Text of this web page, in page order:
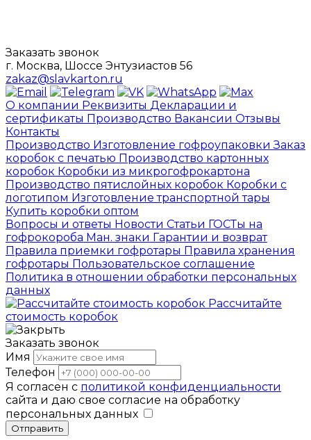
Заказать звонок
г. Москва, Шоссе Энтузиастов 56
zakaz@slavkarton.ru
О компании Реквизиты Декларации и
сертификаты Производство Вакансии Отзывы
Контакты
Производство Изготовление гофроупаковкиЗаказ
коробок с печатью Производство картонных
коробок Коробки из микрогофрокартона
Производство пятислойных коробок Коробки с
логотипом Изготовление транспортной тары
Купить коробки оптом
Вопросы и ответы Новости Статьи ГОСТы на
гофрокороба Ман. знаки Гарантии и возврат
Правила приемки гофротары Правила хранения
гофротары Пользовательское соглашение
Политика в отношении обработки персональных
данных
Рассчитайте
стоимость коробок
Заказать звонок
Имя
Телефон
Я согласен с политикой конфиденциальности
сайта и даю свое согласие на обработку
персональных данных
Отправить